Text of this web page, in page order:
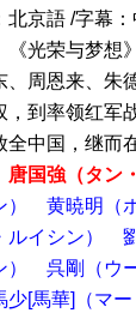
北京語 /字幕：
《光荣与梦想
、周恩来、朱
，到率领红军
全中国，继而
唐国強（タン
黄暁明（
ルイシン）
呉剛（ウ
少[馬華]（マー